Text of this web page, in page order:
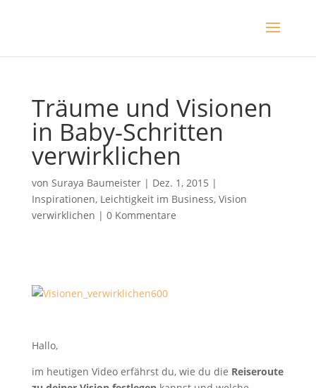
Träume und Visionen
in Baby-Schritten
verwirklichen
von Suraya Baumeister| Dez. 1, 2015 |
Inspirationen, Leichtigkeit im Business, Vision
verwirklichen | 0 Kommentare
Hallo,
im heutigen Video erfährst du, wie du die Reiseroute